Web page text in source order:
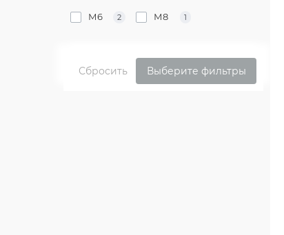
М6 2 М8 1
Сбросить Выберите фильтры